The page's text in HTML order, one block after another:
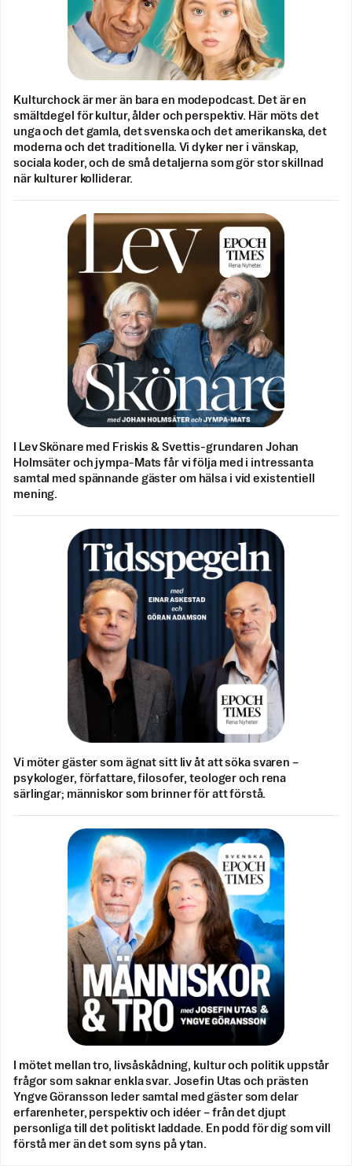
Kulturchock är mer än bara en modepodcast. Det är en
smältdegel för kultur, ålder och perspektiv. Här möts det
unga och det gamla, det svenska och det amerikanska, det
moderna och det traditionella. Vi dyker ner i vänskap,
sociala koder, och de små detaljerna som gör stor skillnad
när kulturer kolliderar.
I Lev Skönare med Friskis & Svettis-grundaren Johan
Holmsäter och jympa-Mats får vi följa med i intressanta
samtal med spännande gäster om hälsa i vid existentiell
mening.
Vi möter gäster som ägnat sitt liv åt att söka svaren –
psykologer, författare, filosofer, teologer och rena
särlingar; människor som brinner för att förstå.
I mötet mellan tro, livsåskådning, kultur och politik uppstår
frågor som saknar enkla svar. Josefin Utas och prästen
Yngve Göransson leder samtal med gäster som delar
erfarenheter, perspektiv och idéer – från det djupt
personliga till det politiskt laddade. En podd för dig som vill
förstå mer än det som syns på ytan.